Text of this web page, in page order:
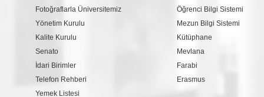
Fotoğraflarla Üniversitemiz
Yönetim Kurulu
Kalite Kurulu
Senato
İdari Birimler
Telefon Rehberi
Yemek Listesi
Öğrenci Bilgi Sistemi
Mezun Bilgi Sistemi
Kütüphane
Mevlana
Farabi
Erasmus